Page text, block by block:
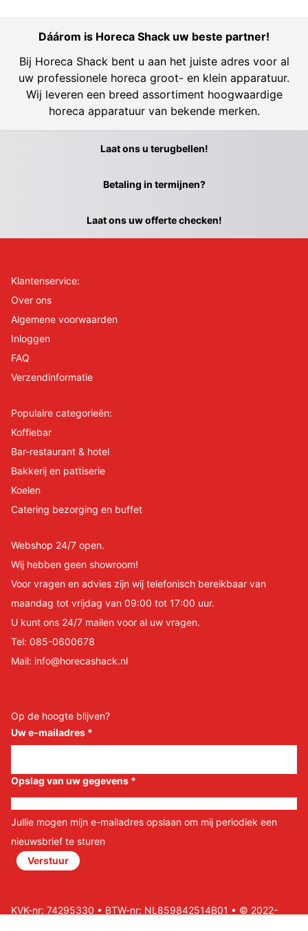
Dáárom is Horeca Shack uw beste partner!
Bij Horeca Shack bent u aan het juiste adres voor al
uw professionele horeca groot- en klein apparatuur.
Wij leveren een breed assortiment hoogwaardige
horeca apparatuur van bekende merken.
Laat ons u terugbellen!
Betaling in termijnen?
Laat ons uw offerte checken!
Klantenservice:
Over ons
Algemene voorwaarden
Inloggen
FAQ
Verzendinformatie
Populaire categorieën:
Koffiebar
Bar-restaurant & hotel
Bakkerij en pattiserie
Koelen
Catering bezorging en buffet
Webshop 24/7 open.
Wij hebben geen showroom!
Voor vragen en advies zijn wij telefonisch bereikbaar van
maandag tot vrijdag van 09:00 tot 17:00 uur.
U kunt ons 24/7 mailen voor al uw vragen.
Tel: 085-0600678
Mail: info@horecashack.nl
Op de hoogte blijven?
Uw e-mailadres *
Opslag van uw gegevens *
Jullie mogen mijn e-mailadres opslaan om mij periodiek een
nieuwsbrief te sturen
Verstuur
KVK-nr: 74295330 • BTW-nr: NL859842514B01 • © 2022-